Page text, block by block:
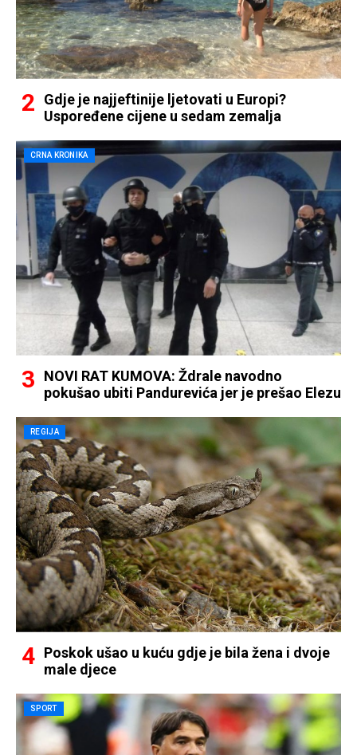
Gdje je najjeftinije ljetovati u Europi?
Uspoređene cijene u sedam zemalja
CRNA KRONIKA
NOVI RAT KUMOVA: Ždrale navodno
pokušao ubiti Pandurevića jer je prešao Elezu
REGIJA
Poskok ušao u kuću gdje je bila žena i dvoje
male djece
SPORT